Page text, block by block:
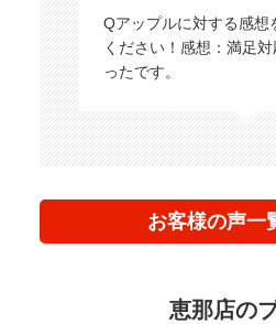
Qアップルに対する感想
ください！感想：満足
ったです。
お客様の声一
恵那店の